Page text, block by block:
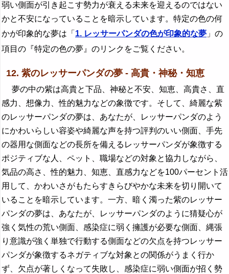
弱い側面が引き起こす勢力が衰える未来を迎えるのではない
かと不安になっていることを暗示しています。特定の色の何
かが印象的な夢は「 1. レッサーパンダの色が印象的な夢 」の
項目の『特定の色の夢』のリンクをご覧ください。
12. 紫のレッサーパンダの夢 - 高貴・神秘・知恵
夢の中の紫は高貴と下品、神秘と不安、知恵、高貴さ、直
感力、想像力、性的魅力などの象徴です。そして、綺麗な紫
のレッサーパンダの夢は、あなたが、レッサーパンダのよう
にかわいらしい容姿や綺麗な声を持つ評判のいい側面、手先
の器用な側面などの長所を備えるレッサーパンダが象徴する
ポジティブな人、ペット、職場などの対象と協力しながら、
気品の高さ、性的魅力、知恵、直感力などを100パーセント活
用して、かわいさがもたらすきらびやかな未来を切り開いて
いることを暗示しています。一方、暗く濁った紫のレッサー
パンダの夢は、あなたが、レッサーパンダのように猜疑心が
強く気性の荒い側面、感染症に弱く擁護が必要な側面、縄張
り意識が強く単独で行動する側面などの欠点を持つレッサー
パンダが象徴するネガティブな対象との関係がうまく行か
ず、欠点が著しくなって失敗し、感染症に弱い側面が招く勢